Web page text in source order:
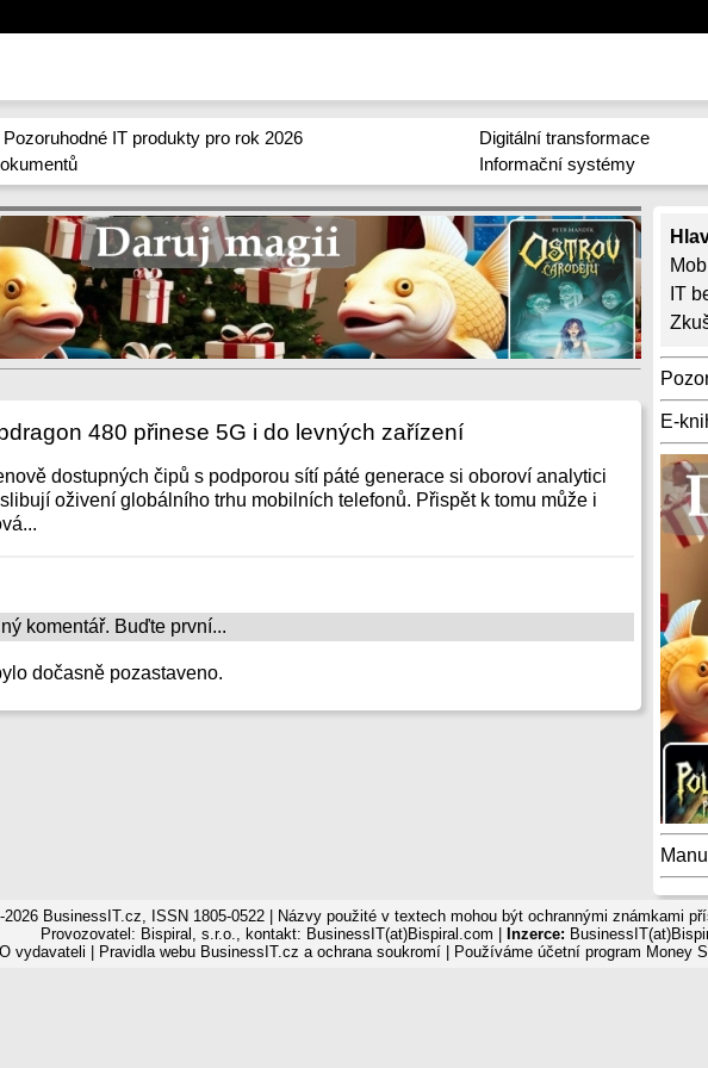
Pozoruhodné IT produkty pro rok 2026
Digitální transformace
Informační systémy
IT
E-
480 přinese 5G i do levných zařízení
dostupných čipů s podporou sítí páté generace si oboroví analytici
slibují oživení globálního trhu mobilních telefonů. Přispět k tomu může i
komentář. Buďte první...
dočasně pozastaveno.
2026 BusinessIT.cz, ISSN 1805-0522 | Názvy použité v textech mohou být ochrannými známkami
Provozovatel: Bispiral, s.r.o., kontakt: BusinessIT(at)Bispiral.com |
Inzerce:
O vydavateli
Pravidla webu BusinessIT.cz a ochrana soukromí | Používáme účetní program Money